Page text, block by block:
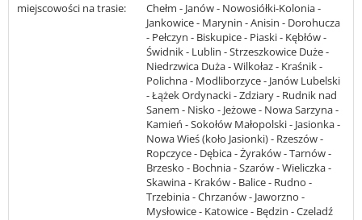
miejscowości na trasie:
Chełm - Janów - Nowosiółki-Kolonia -
Jankowice - Marynin - Anisin - Dorohucza
- Pełczyn - Biskupice - Piaski - Kębłów -
Świdnik - Lublin - Strzeszkowice Duże -
Niedrzwica Duża - Wilkołaz - Kraśnik -
Polichna - Modliborzyce - Janów Lubelski
- Łążek Ordynacki - Zdziary - Rudnik nad
Sanem - Nisko - Jeżowe - Nowa Sarzyna -
Kamień - Sokołów Małopolski - Jasionka -
Nowa Wieś (koło Jasionki) - Rzeszów -
Ropczyce - Dębica - Żyraków - Tarnów -
Brzesko - Bochnia - Szarów - Wieliczka -
Skawina - Kraków - Balice - Rudno -
Trzebinia - Chrzanów - Jaworzno -
Mysłowice - Katowice - Będzin - Czeladź